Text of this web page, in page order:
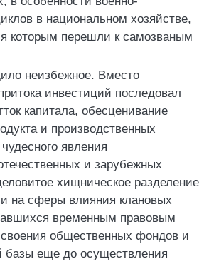
в национальном хозяйстве,
которым перешли к самозваным
неизбежное. Вместо
инвестиций последовал
капитала, обесценивание
и производственных
явления
и зарубежных
хищническое разделение
на сферы влияния клановых
временным правовым
общественных фондов и
базы еще до осуществления